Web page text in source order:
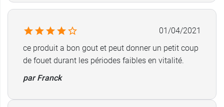
LesLaboratoires Juvamine, c'est plus de30 ans
spécialistes du domaine alimentaire,
pharmaciens et ingénieurs qualité.
Afin de proposerdes formules adaptéesà
associent les micronutriments essentiels au
01/04/2021
ce produit a bon gout et peut donner un petit coup
de fouet durant les périodes faibles en vitalité.
par Franck